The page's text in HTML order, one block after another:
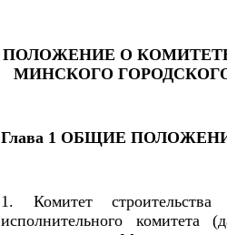
ПОЛОЖЕНИЕ О
МИНСКОГО
Глава 1 ОБЩИЕ
1. Комитет
исполнительного комитета